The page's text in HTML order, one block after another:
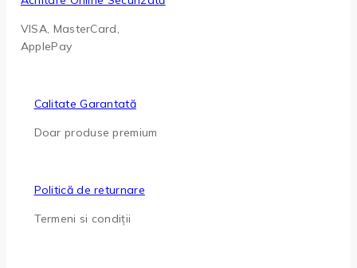
VISA, MasterCard,
ApplePay
Calitate Garantată
Doar produse premium
Politică de returnare
Termeni si condiții